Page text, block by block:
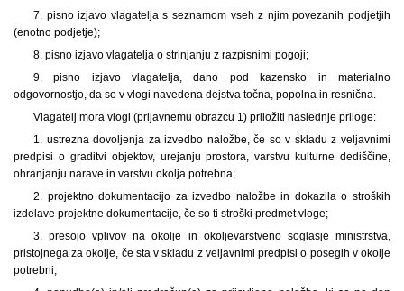
7. pisno izjavo vlagatelja s seznamom vseh z njim povezanih podjetjih
(enotno podjetje);
8. pisno izjavo vlagatelja o strinjanju z razpisnimi pogoji;
9. pisno izjavo vlagatelja, dano pod kazensko in materialno
odgovornostjo, da so v vlogi navedena dejstva točna, popolna in resnična.
Vlagatelj mora vlogi (prijavnemu obrazcu 1) priložiti naslednje priloge:
1. ustrezna dovoljenja za izvedbo naložbe, če so v skladu z veljavnimi
predpisi o graditvi objektov, urejanju prostora, varstvu kulturne dediščine,
ohranjanju narave in varstvu okolja potrebna;
2. projektno dokumentacijo za izvedbo naložbe in dokazila o stroških
izdelave projektne dokumentacije, če so ti stroški predmet vloge;
3. presojo vplivov na okolje in okoljevarstveno soglasje ministrstva,
pristojnega za okolje, če sta v skladu z veljavnimi predpisi o posegih v okolje
potrebni;